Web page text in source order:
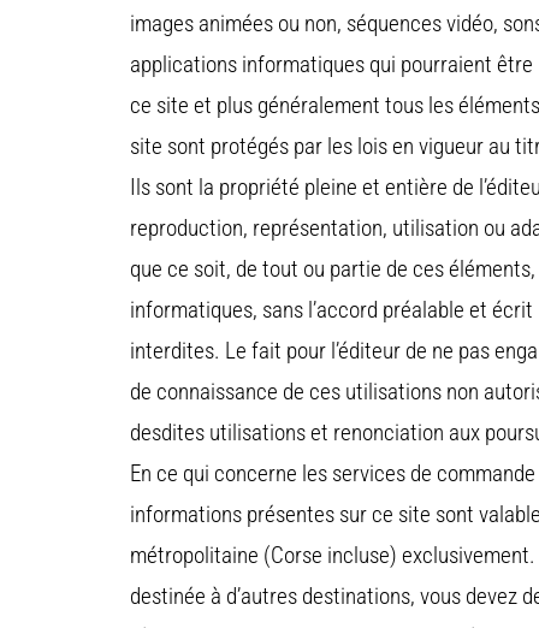
images animées ou non, séquences vidéo,
applications informatiques qui pourraient
ce site et plus généralement tous les
site sont protégés par les lois en vigueur au
Ils sont la propriété pleine et entière de
reproduction, représentation, utilisation ou
que ce soit, de tout ou partie de ces
informatiques, sans l’accord préalable et
interdites. Le fait pour l’éditeur de ne pas
de connaissance de ces utilisations non
desdites utilisations et renonciation aux
En ce qui concerne les services de commande
informations présentes sur ce site sont
métropolitaine (Corse incluse)
destinée à d’autres destinations, vous devez